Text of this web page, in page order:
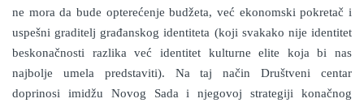
ne mora da bude opterećenje budžeta, već ekonomski pokretač i
uspešni graditelj građanskog identiteta (koji svakako nije identitet
beskonačnosti razlika već identitet kulturne elite koja bi nas
najbolje umela predstaviti). Na taj način Društveni centar
doprinosi imidžu Novog Sada i njegovoj strategiji konačnog